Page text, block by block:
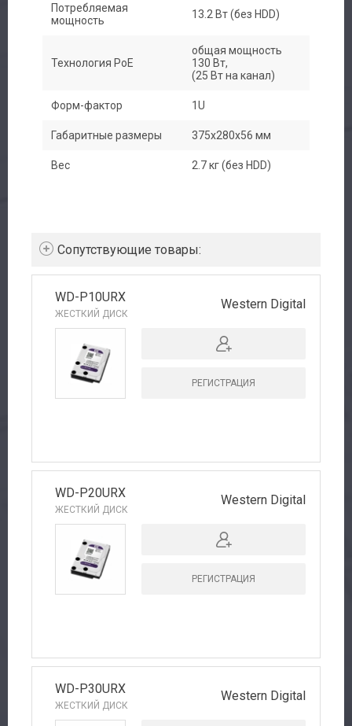
Потребляемая
мощность
13.2 Вт (без HDD)
Технология PoE
общая мощность
130 Вт,
(25 Вт на канал)
Форм-фактор 1U
Габаритные размеры 375x280x56 мм
Вес 2.7 кг (без HDD)
Cопутствующие товары:
WD-P10URX
ЖЕСТКИЙ ДИСК
Western Digital
РЕГИСТРАЦИЯ
WD-P20URX
ЖЕСТКИЙ ДИСК
Western Digital
РЕГИСТРАЦИЯ
WD-P30URX
ЖЕСТКИЙ ДИСК
Western Digital